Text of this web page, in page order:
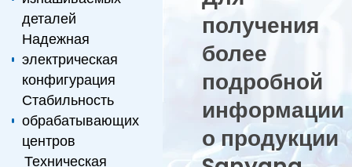
деталей
Надежная
электрическая
конфигурация
Стабильность
обрабатывающих
центров
Техническая
получения
более
подробной
информации
о продукции